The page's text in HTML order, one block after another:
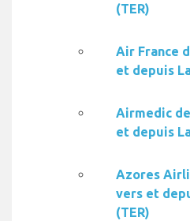
(TER)
Air France
et depuis
Airmedic
et depuis
Azores
vers et
(TER)